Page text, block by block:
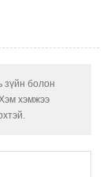
зүйн болон
хэмжээ